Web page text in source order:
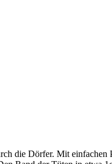
die Dörfer. Mit einfachen